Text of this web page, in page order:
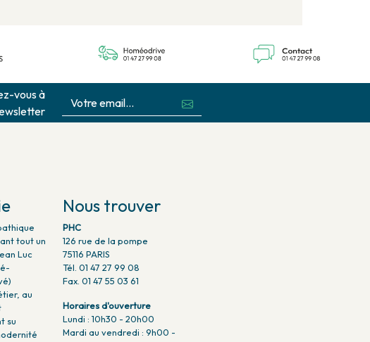
vous à
tout un
Luc
au
su
Nous trouver
PHC
126 rue de la pompe
75116 PARIS
Tél. 01 47 27 99 08
Fax. 01 47 55 03 61
Horaires d'ouverture
Lundi : 10h30 - 20h00
Mardi au vendredi : 9h00 -